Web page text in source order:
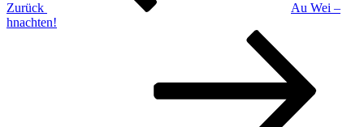
Zurück
Au Wei –
hnachten!